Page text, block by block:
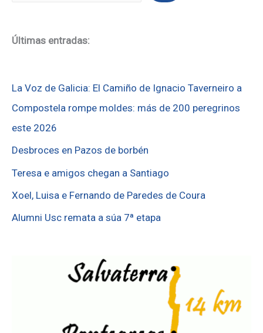
Últimas entradas:
La Voz de Galicia: El Camiño de Ignacio Taverneiro a
Compostela rompe moldes: más de 200 peregrinos
este 2026
Desbroces en Pazos de borbén
Teresa e amigos chegan a Santiago
Xoel, Luisa e Fernando de Paredes de Coura
Alumni Usc remata a súa 7ª etapa